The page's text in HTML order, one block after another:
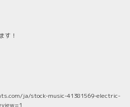
す！
ja/stock-music-41381569-electric-